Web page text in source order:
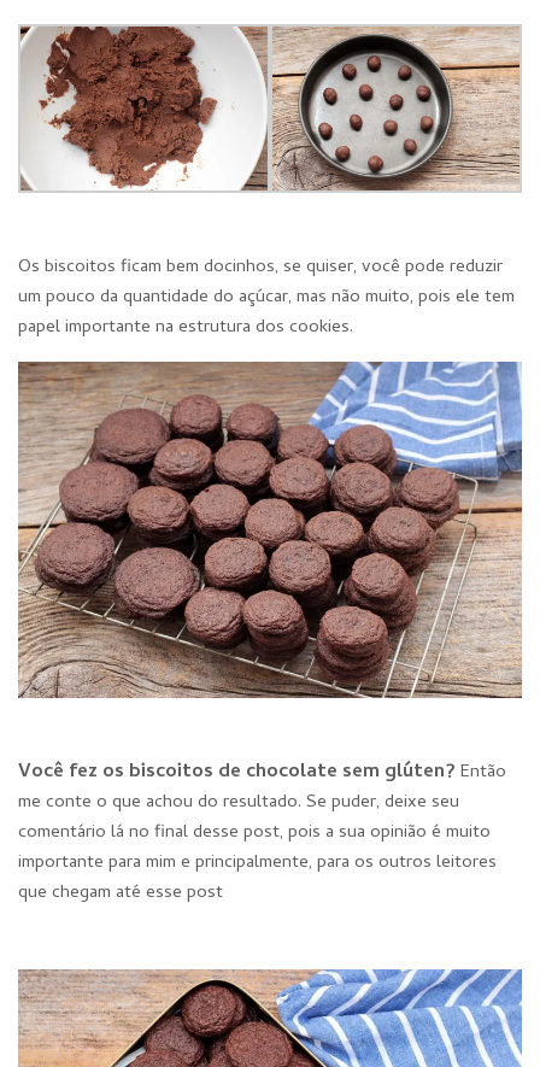
Os biscoitos ficam bem docinhos, se quiser, você pode reduzir
um pouco da quantidade do açúcar, mas não muito, pois ele tem
papel importante na estrutura dos cookies.
Você fez os biscoitos de chocolate sem glúten? Então
me conte o que achou do resultado. Se puder, deixe seu
comentário lá no final desse post, pois a sua opinião é muito
importante para mim e principalmente, para os outros leitores
que chegam até esse post